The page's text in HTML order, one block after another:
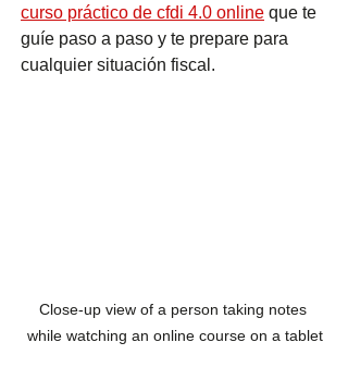
curso práctico de cfdi 4.0 online que te
guíe paso a paso y te prepare para
cualquier situación fiscal.
Close-up view of a person taking notes
while watching an online course on a tablet